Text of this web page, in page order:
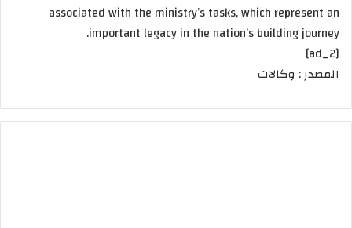
associated with the ministry’s tasks, which represent an
important legacy in the nation’s building journey.
[ad_2]
المصدر : وكالات